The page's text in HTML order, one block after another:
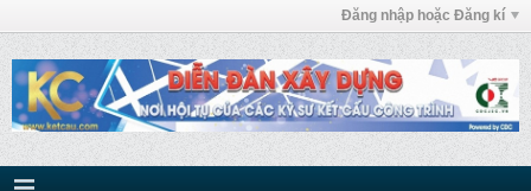
Đăng nhập hoặc Đăng kí